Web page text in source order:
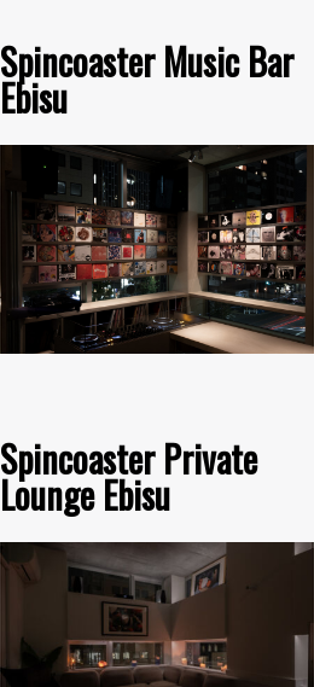
Spincoaster Music Bar
Ebisu
Spincoaster Private
Lounge Ebisu